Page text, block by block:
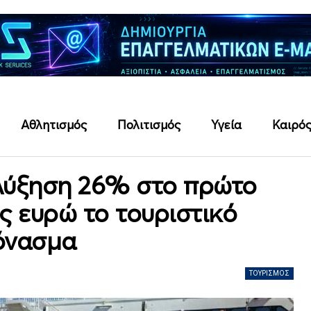
Αθλητισμός Πολιτισμός Υγεία Καιρός
26% στο πρώτο
ευρώ το τουριστικό
ΤΟΥΡΙΣΜΌΣ